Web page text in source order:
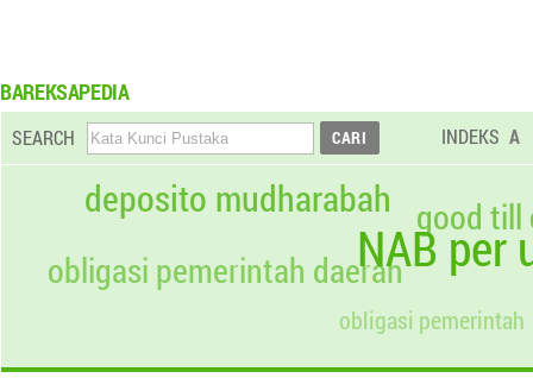
BAREKSAPEDIA
SEARCH INDEKS A
NAB per
deposito mudharabah
obligasi pemerintah
obligasi pemerintah daerah
good till